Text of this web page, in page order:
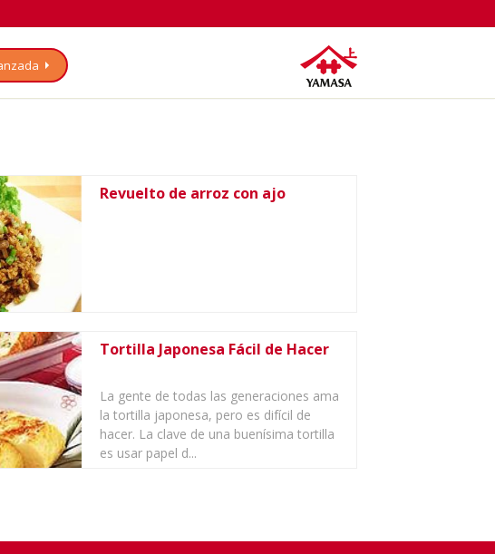
Revuelto de arroz con ajo
Tortilla Japonesa Fácil de Hacer
La gente de todas las generaciones ama
la tortilla japonesa, pero es difícil de
hacer. La clave de una buenísima tortilla
es usar papel d...